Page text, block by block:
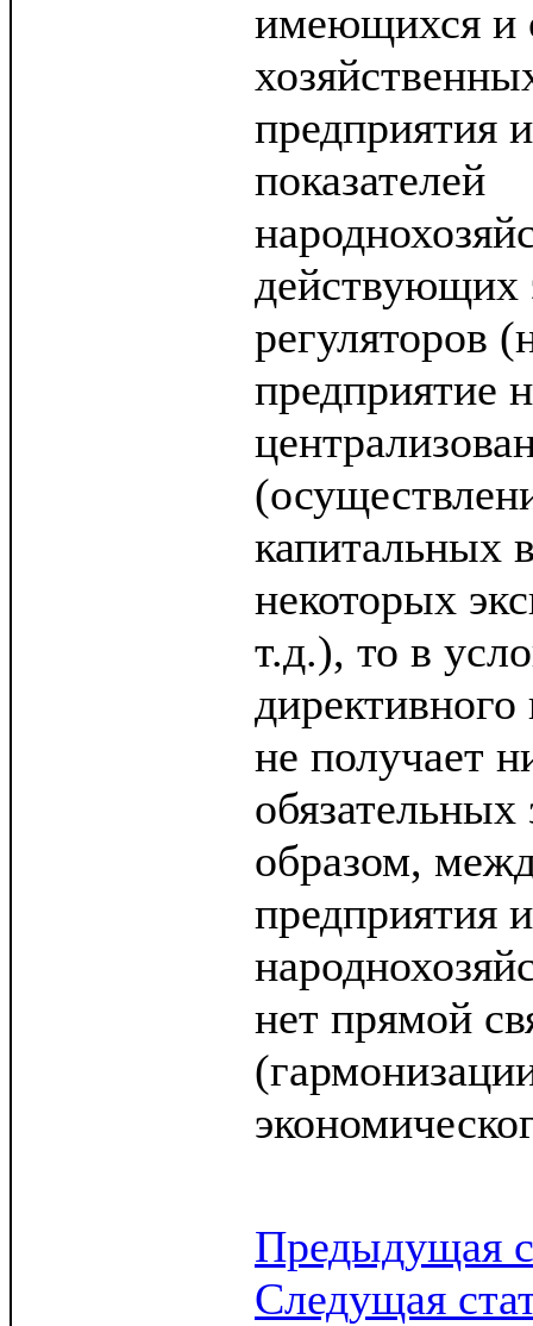
имеющихся и
предприятия
показателей
действующих
регуляторов
предприятие
капитальных
некоторых
т.д.), то в
не получает
образом,
предприятия и
нет прямой
Предыдущая
Следущая